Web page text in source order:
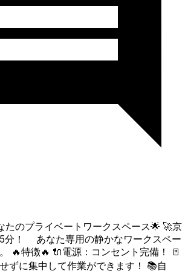
のプライベートワークスペース🌟 🚀京
分！ あなた専用の静かなワークスペー
🚪
ずに集中して作業ができます！ 📚自